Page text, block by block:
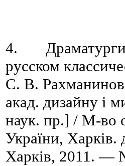
4.
русском
С. В.
акад. дизайну і
наук. пр.] / М-во
України,
Харків, 2011. —